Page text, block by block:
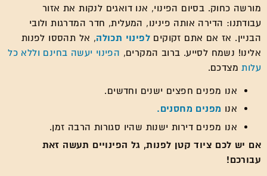
מורשה כחוק. בסיום הפינוי, אנו דואגים לנקות את אזור
עבודתנו: הדירה אותה פינינו, המעלית, חדר המדרגות ולובי
הבניין. אז אם אתם זקוקים לפינוי תכולה, אל תהססו לפנות
אלינו! נשמח לסייע. ברוב המקרים, הפינוי יעשה בחינם וללא כל
עלותמצדכם.
אנו מפנים חפצים ישנים וחדשים.
אנו מפנים מחסנים.
אנו מפנים דירות ישנות שהיו סגורות הרבה זמן.
אם יש לכם ציוד קטן לפנות, גל הפינויים תעשה זאת
עבורכם!